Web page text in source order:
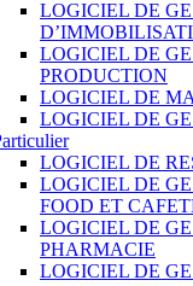
LOGICIEL DE
LOGICIEL DE
PRODUCTION
LOGICIEL DE
LOGICIEL DE
LOGICIEL DE
LOGICIEL DE
FOOD ET
LOGICIEL DE
PHARMACIE
LOGICIEL DE